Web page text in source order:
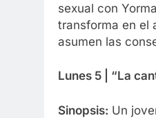
sexual con
transforma en el
asumen las
Lunes 5 | “La
Sinopsis: Un